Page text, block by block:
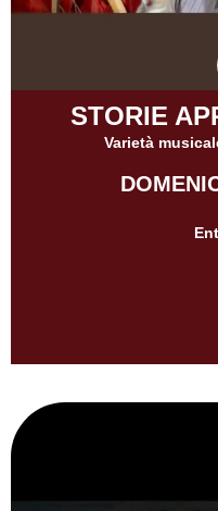
STORIE
Varietà